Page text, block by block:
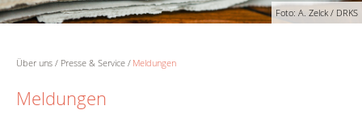
Foto: A. Zelck / DRKS
Über uns Presse & Service Meldungen
Meldungen